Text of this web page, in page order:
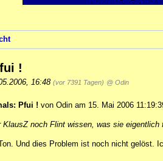
!
16:48 (vor 7391 Tagen) @ Odin
Pfui ! von Odin am 15. Mai 2006
noch Flint wissen, was sie eigentlich
Und dies Problem ist noch nicht gelöst.